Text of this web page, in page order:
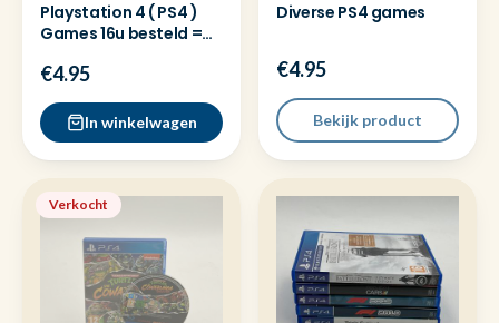
Playstation 4 ( PS4 )
Games 16u besteld =
€4.95
In winkelwagen
Diverse PS4 games
€4.95
Bekijk product
Verkocht